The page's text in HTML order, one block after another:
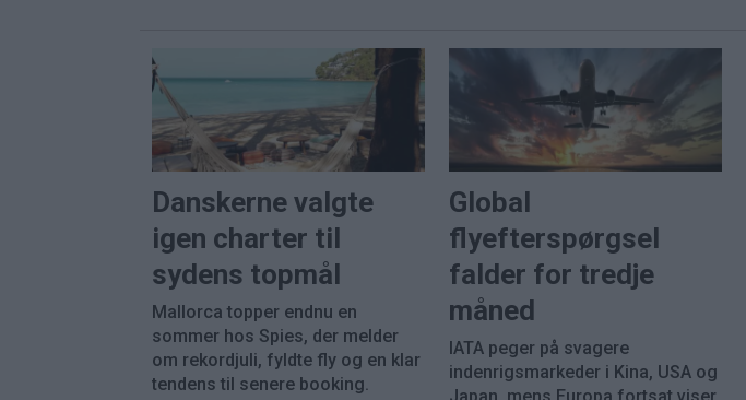
Danskerne valgte
igen charter til
sydens topmål
Mallorca topper endnu en
sommer hos Spies, der melder
om rekordjuli, fyldte fly og en klar
tendens til senere booking.
Global
flyefterspørgsel
falder for tredje
måned
IATA peger på svagere
indenrigsmarkeder i Kina, USA og